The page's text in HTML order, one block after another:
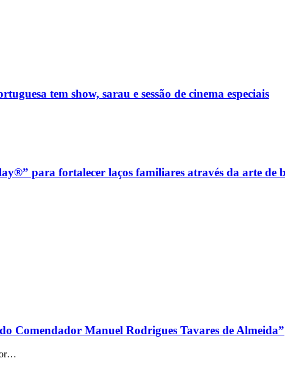
tem show, sarau e sessão de cinema especiais
para fortalecer laços familiares através da arte de
Comendador Manuel Rodrigues Tavares de Almeida”